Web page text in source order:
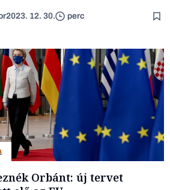
2023. 12. 30. perc
Orbánt: új tervet